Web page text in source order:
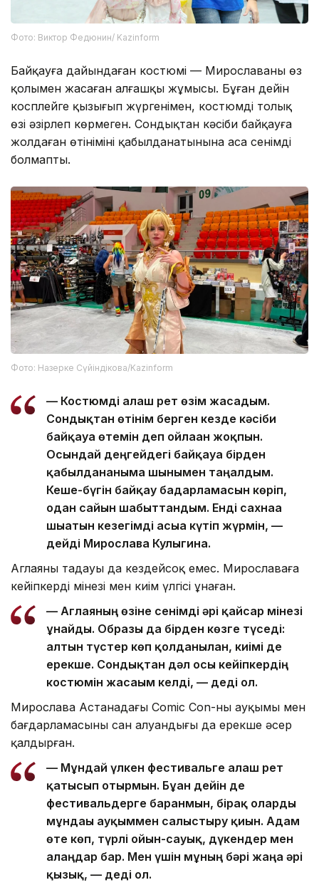
Байқауға дайындаған костюмі — Мирославаның өз
қолымен жасаған алғашқы жұмысы. Бұған дейін
косплейге қызығып жүргенімен, костюмді толық
өзі әзірлеп көрмеген. Сондықтан кәсіби байқауға
жолдаған өтінімінің қабылданатынына аса сенімді
— Костюмді алғаш рет өзім жасадым.
Сондықтан өтінім берген кезде кәсіби
байқауға өтемін деп ойлаған жоқпын.
Осындай деңгейдегі байқауға бірден
қабылданғаныма шынымен таңғалдым.
Кеше-бүгін байқау бағдарламасын көріп,
одан сайын шабыттандым. Енді сахнаға
шығатын кезегімді асыға күтіп жүрмін, —
дейді Мирослава Кулыгина.
Аглаяны таңдауы да кездейсоқ емес. Мирославаға
кейіпкердің мінезі мен киім үлгісі ұнаған.
— Аглаяның өзіне сенімді әрі қайсар мінезі
ұнайды. Образы да бірден көзге түседі:
алтын түстер көп қолданылған, киімі де
ерекше. Сондықтан дәл осы кейіпкердің
костюмін жасағым келді, — деді ол.
Мирослава Астанадағы Comic Con-ның ауқымы мен
бағдарламасының сан алуандығы да ерекше әсер
қалдырған.
— Мұндай үлкен фестивальге алғаш рет
қатысып отырмын. Бұған дейін де
фестивальдерге барғанмын, бірақ оларды
мұндағы ауқыммен салыстыру қиын. Адам
өте көп, түрлі ойын-сауық, дүкендер мен
алаңдар бар. Мен үшін мұның бәрі жаңа әрі